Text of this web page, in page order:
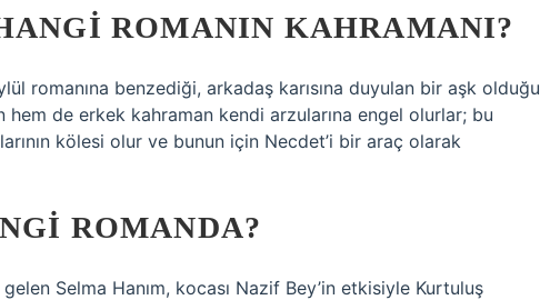
ROMANIN KAHRAMANI?
romanına benzediği, arkadaş karısına duyulan bir aşk olduğu
hem de erkek kahraman kendi arzularına engel olurlar; bu
kölesi olur ve bunun için Necdet’i bir araç olarak
ROMANDA?
Selma Hanım, kocası Nazif Bey’in etkisiyle Kurtuluş